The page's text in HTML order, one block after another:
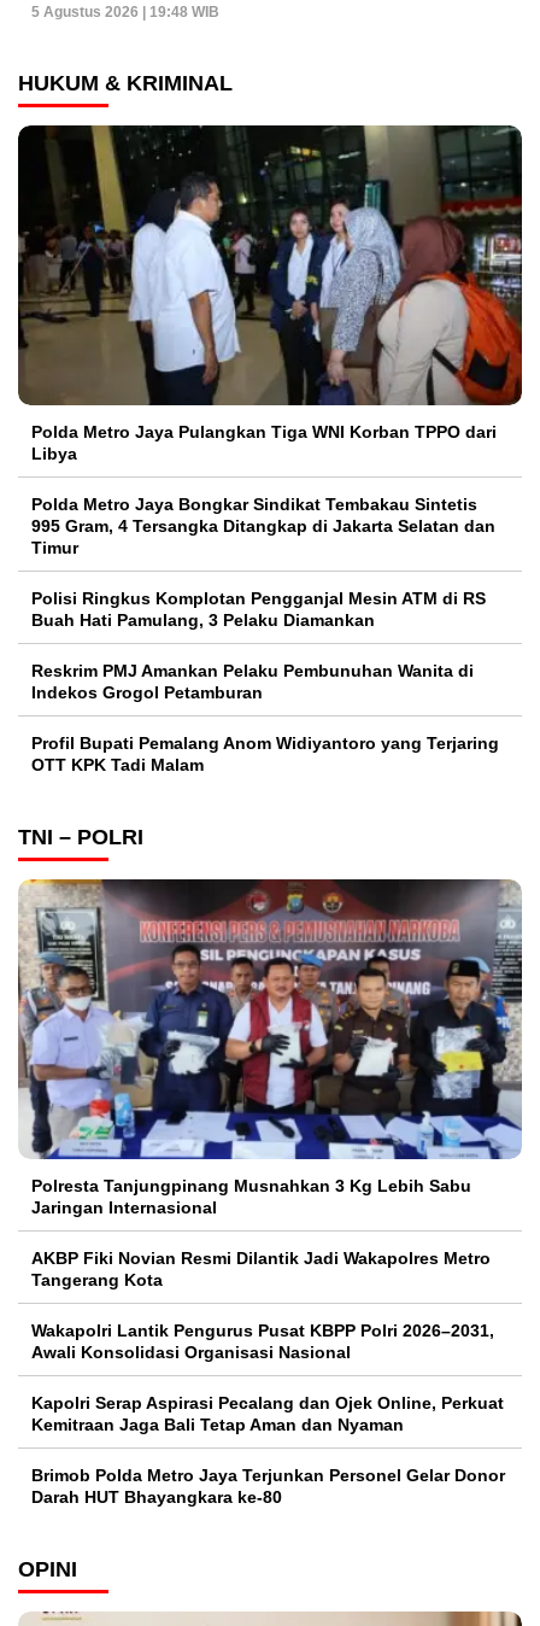
5 Agustus 2026 | 19:48 WIB
HUKUM & KRIMINAL
Polda Metro Jaya Pulangkan Tiga WNI Korban TPPO dari
Libya
Polda Metro Jaya Bongkar Sindikat Tembakau Sintetis
995 Gram, 4 Tersangka Ditangkap di Jakarta Selatan dan
Timur
Polisi Ringkus Komplotan Pengganjal Mesin ATM di RS
Buah Hati Pamulang, 3 Pelaku Diamankan
Reskrim PMJ Amankan Pelaku Pembunuhan Wanita di
Indekos Grogol Petamburan
Profil Bupati Pemalang Anom Widiyantoro yang Terjaring
OTT KPK Tadi Malam
TNI – POLRI
Polresta Tanjungpinang Musnahkan 3 Kg Lebih Sabu
Jaringan Internasional
AKBP Fiki Novian Resmi Dilantik Jadi Wakapolres Metro
Tangerang Kota
Wakapolri Lantik Pengurus Pusat KBPP Polri 2026–2031,
Awali Konsolidasi Organisasi Nasional
Kapolri Serap Aspirasi Pecalang dan Ojek Online, Perkuat
Kemitraan Jaga Bali Tetap Aman dan Nyaman
Brimob Polda Metro Jaya Terjunkan Personel Gelar Donor
Darah HUT Bhayangkara ke-80
OPINI